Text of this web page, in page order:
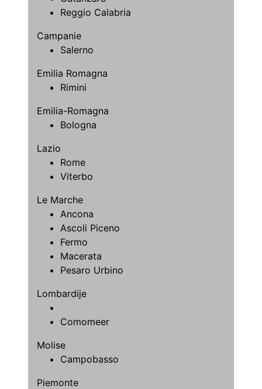
Reggio Calabria
Campanie
Salerno
Emilia Romagna
Rimini
Emilia-Romagna
Bologna
Lazio
Rome
Viterbo
Le Marche
Ancona
Ascoli Piceno
Fermo
Macerata
Pesaro Urbino
Lombardije
Comomeer
Molise
Campobasso
Piemonte